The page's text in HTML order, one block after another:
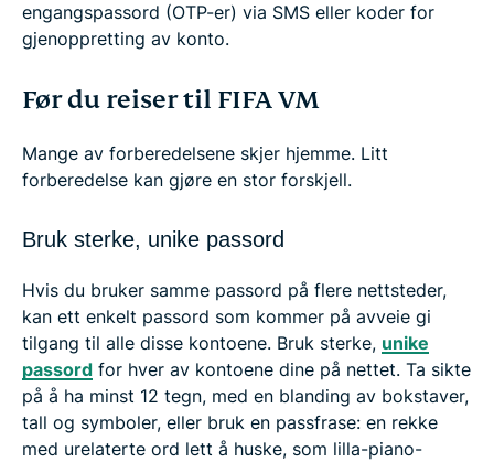
engangspassord (OTP-er) via SMS eller koder for
gjenoppretting av konto.
Før du reiser til FIFA VM
Mange av forberedelsene skjer hjemme. Litt
forberedelse kan gjøre en stor forskjell.
Bruk sterke, unike passord
Hvis du bruker samme passord på flere nettsteder,
kan ett enkelt passord som kommer på avveie gi
tilgang til alle disse kontoene. Bruk sterke, unike
passord for hver av kontoene dine på nettet. Ta sikte
på å ha minst 12 tegn, med en blanding av bokstaver,
tall og symboler, eller bruk en passfrase: en rekke
med urelaterte ord lett å huske, som lilla-piano-